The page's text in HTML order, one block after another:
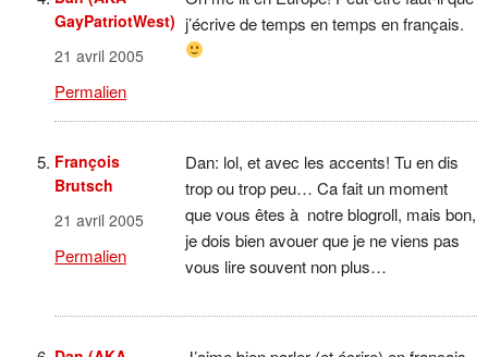
GayPatriotWest)
21 avril 2005
Permalien
j’écrive de temps en temps en français.
François
Brutsch
21 avril 2005
Permalien
Dan: lol, et avec les accents! Tu en dis
trop ou trop peu… Ca fait un moment
que vous êtes à notre blogroll, mais bon,
je dois bien avouer que je ne viens pas
vous lire souvent non plus…